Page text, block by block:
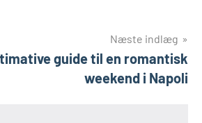
Næste indlæg
guide til en romantisk
weekend i Napoli